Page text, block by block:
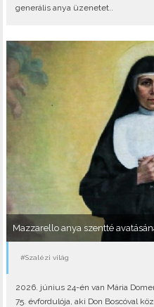
generális anya üzenetet..
Mazzarello anya szentté
#Szalézi világ
2026. június 24-én van Mária
75. évfordulója, aki Don Boscóval